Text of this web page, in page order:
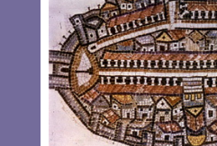
olandeza cu accent străin.
gândește ea. Antrenamentele
deși politicos, o cam chinuie.
Ankie are o răbufnire: Maspik
ebraică!
Read more…
JUL 29, 2021